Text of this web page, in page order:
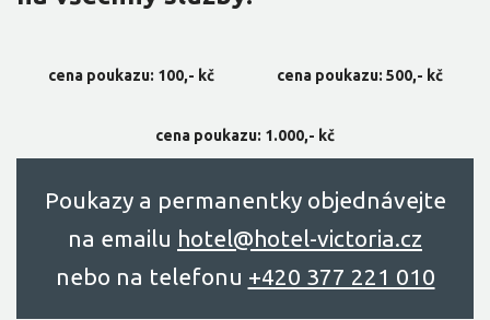
cena poukazu: 100,- kč cena poukazu: 500,- kč
cena poukazu: 1.000,- kč
Poukazy a permanentky objednávejte
na emailu hоtel@hоtel-victоriа.cz
nebo na telefonu +420 377 221 010